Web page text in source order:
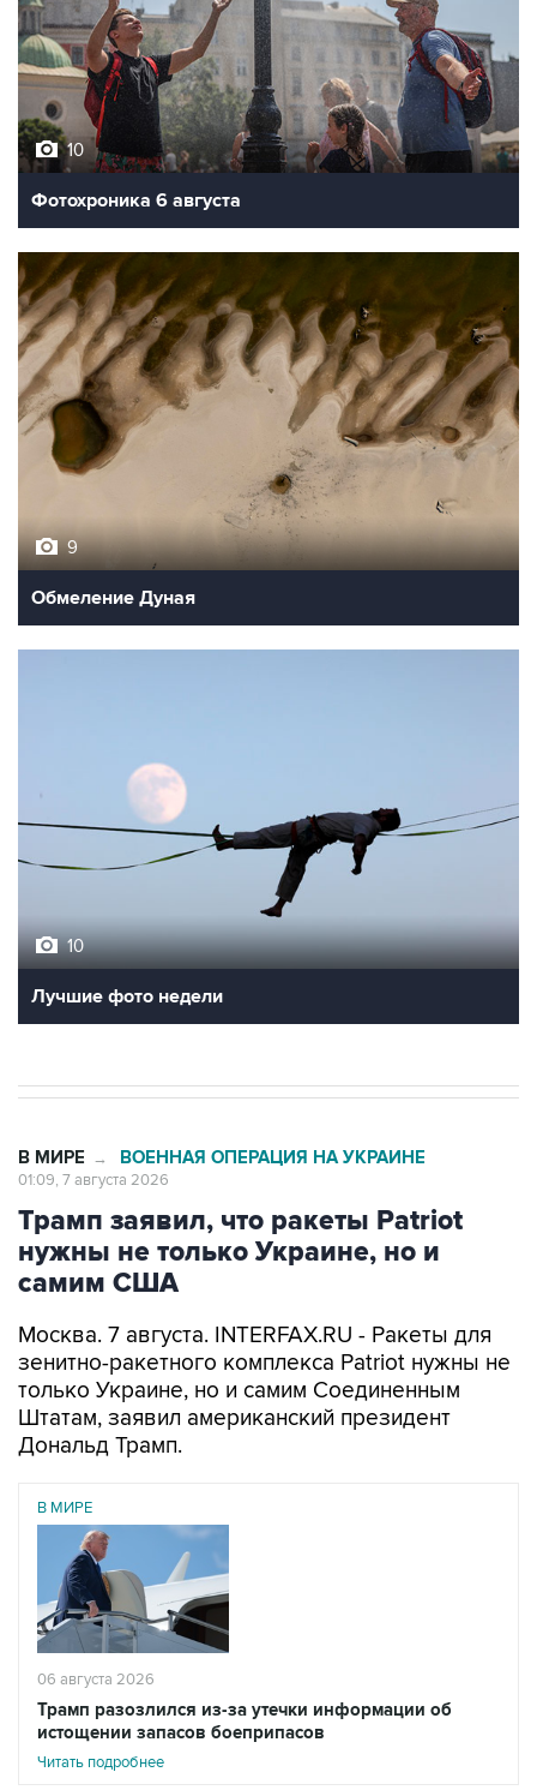
10
Фотохроника 6 августа
9
Обмеление Дуная
10
Лучшие фото недели
В МИРЕ → ВОЕННАЯ ОПЕРАЦИЯ НА УКРАИНЕ
01:09, 7 августа 2026
Трамп заявил, что ракеты Patriot
нужны не только Украине, но и
самим США
Москва. 7 августа. INTERFAX.RU - Ракеты для
зенитно-ракетного комплекса Patriot нужны не
только Украине, но и самим Соединенным
Штатам, заявил американский президент
Дональд Трамп.
В МИРЕ
06 августа 2026
Трамп разозлился из-за утечки информации об
истощении запасов боеприпасов
Читать подробнее